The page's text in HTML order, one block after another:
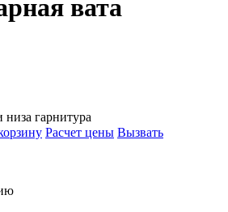
вата
низа гарнитура
Расчет цены Вызвать